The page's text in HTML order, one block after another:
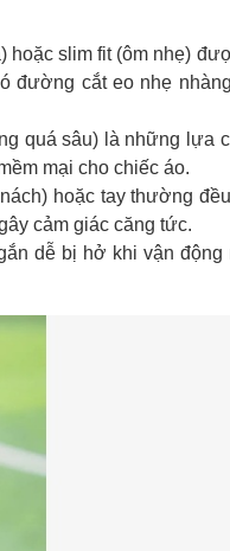
hoặc slim fit (ôm nhẹ)
đường cắt eo nhẹ
quá sâu) là những lựa
mại cho chiếc áo.
hoặc tay thường
cảm giác căng tức.
dễ bị hở khi vận động